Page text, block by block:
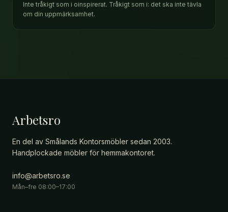
Inte tråkigt som i oinspirerat. Tråkigt som i: det ska inte tävla
om din uppmärksamhet.
Arbetsro
En del av Smålands Kontorsmöbler sedan 2003.
Handplockade möbler för hemmakontoret.
info@arbetsro.se
Mån–fre 08:00–17:00